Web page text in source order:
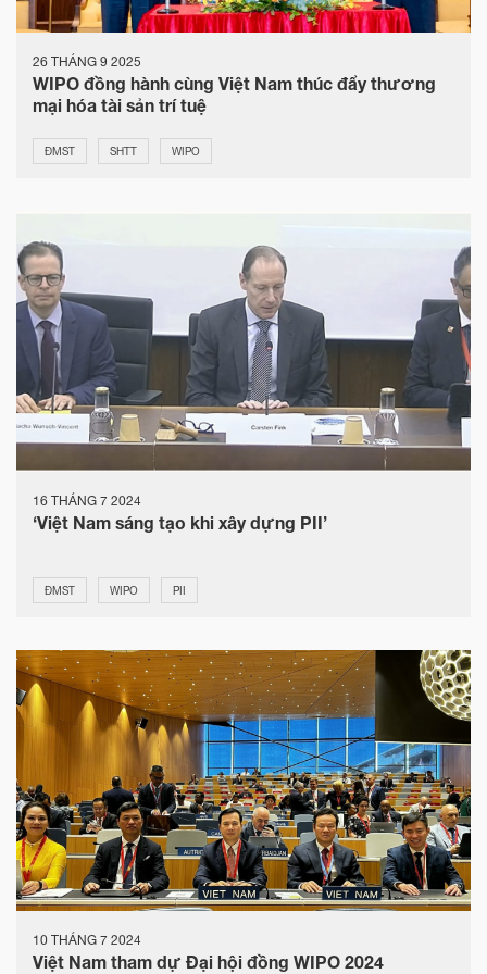
26 THÁNG 9 2025
WIPO đồng hành cùng Việt Nam thúc đẩy thương
mại hóa tài sản trí tuệ
ĐMST SHTT WIPO
16 THÁNG 7 2024
‘Việt Nam sáng tạo khi xây dựng PII’
ĐMST WIPO PII
10 THÁNG 7 2024
Việt Nam tham dự Đại hội đồng WIPO 2024